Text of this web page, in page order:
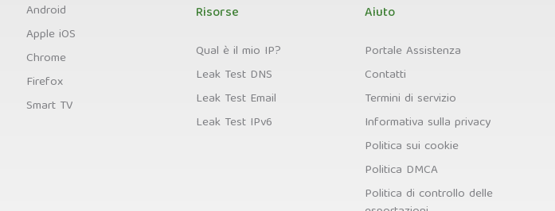
Android
Apple iOS
Chrome
Firefox
Smart TV
Risorse
Qual è il mio IP?
Leak Test DNS
Leak Test Email
Leak Test IPv6
Aiuto
Portale Assistenza
Contatti
Termini di servizio
Informativa sulla privacy
Politica sui cookie
Politica DMCA
Politica di controllo delle